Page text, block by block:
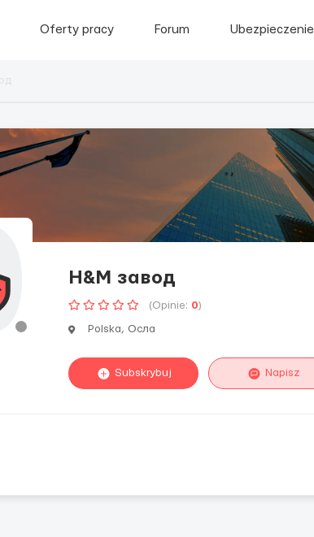
Oferty pracy Forum Ubezpieczenie
H&M завод
(Opinie: 0)
Polska, Осла
Subskrybuj Napisz